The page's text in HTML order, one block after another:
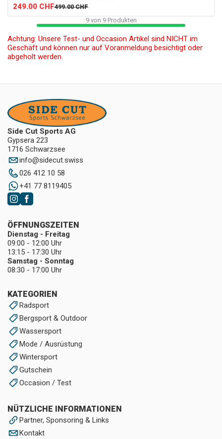
249.00 CHF499.00 CHF
9von 9Produkten
Achtung: Unsere Test- und Occasion Artikel sind NICHT im
Geschäft und können nur auf Voranmeldung besichtigt oder
abgeholt werden.
Side Cut Sports AG
Gypsera 223
1716 Schwarzsee
info@sidecut.swiss
026 412 10 58
+41 77 8119405
KATEGORIEN
Radsport
Bergsport & Outdoor
Wassersport
Mode / Ausrüstung
Wintersport
Gutschein
Occasion / Test
NÜTZLICHE INFORMATIONEN
Partner, Sponsoring & Links
Kontakt
ÖFFNUNGSZEITEN
Dienstag - Freitag
09:00 - 12:00 Uhr
13:15 - 17:30 Uhr
Samstag - Sonntag
08:30 - 17:00 Uhr